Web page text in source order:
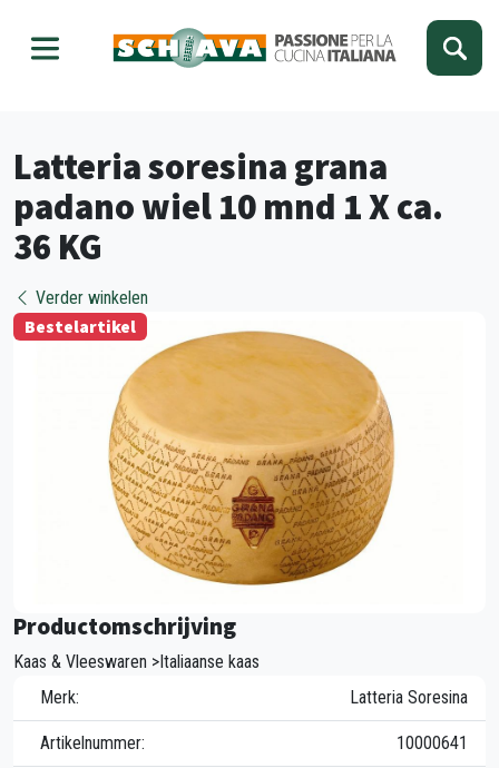
Latteria soresina grana
padano wiel 10 mnd 1 X ca.
36 KG
Verder winkelen
Bestelartikel
Productomschrijving
Kaas & Vleeswaren >Italiaanse kaas
Merk:
Latteria Soresina
Artikelnummer: 10000641